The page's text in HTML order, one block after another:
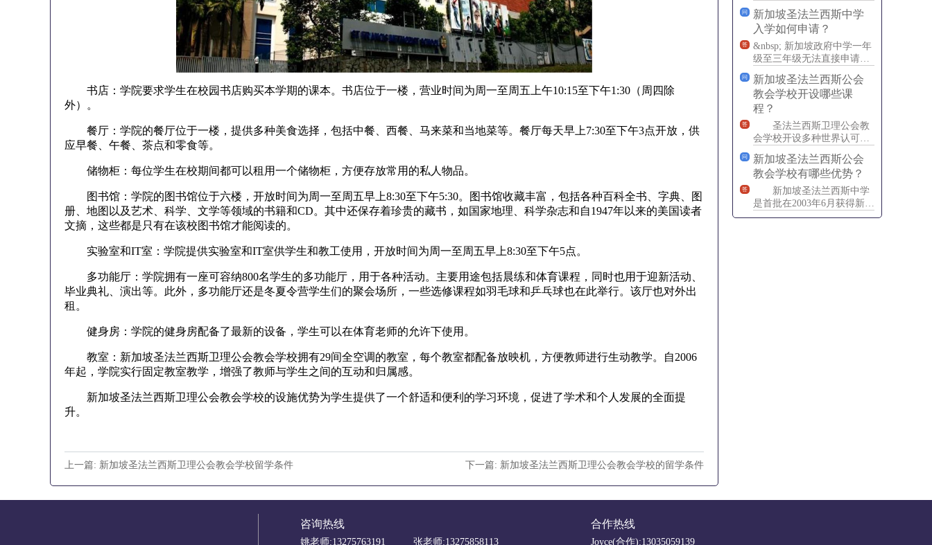
书店：学院要求学生在校园书店购买本学期的课本。书店位于一楼，营业时间为周一至周五上午10:15至下午1:30（周四除
外）。
餐厅：学院的餐厅位于一楼，提供多种美食选择，包括中餐、西餐、马来菜和当地菜等。餐厅每天早上7:30至下午3点开放，供
应早餐、午餐、茶点和零食等。
储物柜：每位学生在校期间都可以租用一个储物柜，方便存放常用的私人物品。
图书馆：学院的图书馆位于六楼，开放时间为周一至周五早上8:30至下午5:30。图书馆收藏丰富，包括各种百科全书、字典、图
册、地图以及艺术、科学、文学等领域的书籍和CD。其中还保存着珍贵的藏书，如国家地理、科学杂志和自1947年以来的美国读者
文摘，这些都是只有在该校图书馆才能阅读的。
实验室和IT室：学院提供实验室和IT室供学生和教工使用，开放时间为周一至周五早上8:30至下午5点。
多功能厅：学院拥有一座可容纳800名学生的多功能厅，用于各种活动。主要用途包括晨练和体育课程，同时也用于迎新活动、
毕业典礼、演出等。此外，多功能厅还是冬夏令营学生们的聚会场所，一些选修课程如羽毛球和乒乓球也在此举行。该厅也对外出
租。
健身房：学院的健身房配备了最新的设备，学生可以在体育老师的允许下使用。
教室：新加坡圣法兰西斯卫理公会教会学校拥有29间全空调的教室，每个教室都配备放映机，方便教师进行生动教学。自2006
年起，学院实行固定教室教学，增强了教师与学生之间的互动和归属感。
新加坡圣法兰西斯卫理公会教会学校的设施优势为学生提供了一个舒适和便利的学习环境，促进了学术和个人发展的全面提
升。
上一篇: 新加坡圣法兰西斯卫理公会教会学校留学条件 下一篇: 新加坡圣法兰西斯卫理公会教会学校的留学条件
高素质的师资队伍，满足日
益增长的学生人数及其需
求。新
问
新加坡圣法兰西斯中学
入学如何申请？
答
&nbsp; 新加坡政府中学一年
级至三年级无法直接申请，
入读中学一年级至三年级的
学生，需要参加新加坡
问
新加坡圣法兰西斯公会
教会学校开设哪些课
程？
答
圣法兰西斯卫理公会教
会学校开设多种世界认可的
中学及大学预科课程，包括
剑桥&ldquo;O&rdq
问
新加坡圣法兰西斯公会
教会学校有哪些优势？
答
新加坡圣法兰西斯中学
是首批在2003年6月获得新加
坡教育部素质级教育资格的7
咨询热线
姚老师:13275763191 张老师:13275858113
合作热线
Joyce(合作):13035059139